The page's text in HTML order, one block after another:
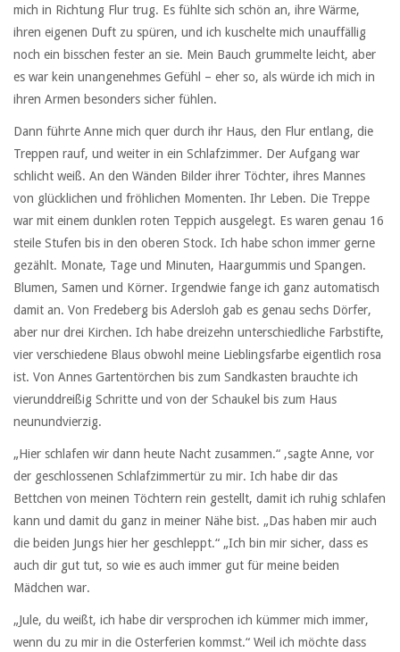
mich in Richtung Flur trug. Es fühlte sich schön an, ihre Wärme,
ihren eigenen Duft zu spüren, und ich kuschelte mich unauffällig
noch ein bisschen fester an sie. Mein Bauch grummelte leicht, aber
es war kein unangenehmes Gefühl – eher so, als würde ich mich in
ihren Armen besonders sicher fühlen.
Dann führte Anne mich quer durch ihr Haus, den Flur entlang, die
Treppen rauf, und weiter in ein Schlafzimmer. Der Aufgang war
schlicht weiß. An den Wänden Bilder ihrer Töchter, ihres Mannes
von glücklichen und fröhlichen Momenten. Ihr Leben. Die Treppe
war mit einem dunklen roten Teppich ausgelegt. Es waren genau 16
steile Stufen bis in den oberen Stock. Ich habe schon immer gerne
gezählt. Monate, Tage und Minuten, Haargummis und Spangen.
Blumen, Samen und Körner. Irgendwie fange ich ganz automatisch
damit an. Von Fredeberg bis Adersloh gab es genau sechs Dörfer,
aber nur drei Kirchen. Ich habe dreizehn unterschiedliche Farbstifte,
vier verschiedene Blaus obwohl meine Lieblingsfarbe eigentlich rosa
ist. Von Annes Gartentörchen bis zum Sandkasten brauchte ich
vierunddreißig Schritte und von der Schaukel bis zum Haus
neunundvierzig.
„Hier schlafen wir dann heute Nacht zusammen.“ ,sagte Anne, vor
der geschlossenen Schlafzimmertür zu mir. Ich habe dir das
Bettchen von meinen Töchtern rein gestellt, damit ich ruhig schlafen
kann und damit du ganz in meiner Nähe bist. „Das haben mir auch
die beiden Jungs hier her geschleppt.“ „Ich bin mir sicher, dass es
auch dir gut tut, so wie es auch immer gut für meine beiden
Mädchen war.
„Jule, du weißt, ich habe dir versprochen ich kümmer mich immer,
wenn du zu mir in die Osterferien kommst.“ Weil ich möchte dass